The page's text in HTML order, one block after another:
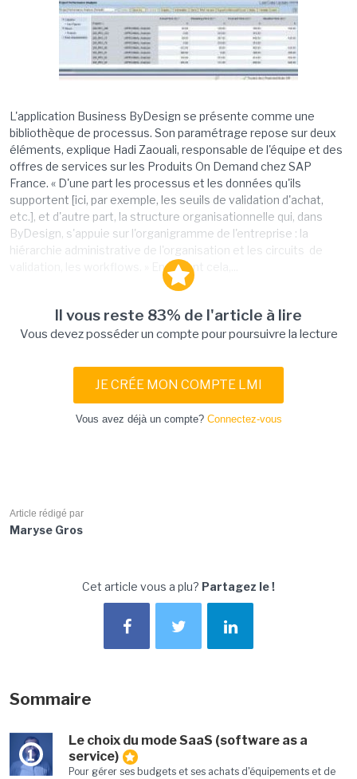
L'application Business ByDesign se présente comme une
bibliothèque de processus. Son paramétrage repose sur deux
éléments, explique Hadi Zaouali, responsable de l'équipe et des
offres de services sur les Produits On Demand chez SAP
France. « D'une part les processus et les données qu'ils
supportent [ici, par exemple, les seuils de validation d'achat,
etc.], et d'autre part, la structure organisationnelle qui, dans
ByDesign, s'appuie sur l'organigramme de l'entreprise : la
hiérarchie administrative de l'organisation et les circuits de
validation, les workflows. » En faisant cela,...
Il vous reste 83% de l'article à lire
Vous devez posséder un compte pour poursuivre la lecture
JE CRÉE MON COMPTE LMI
Vous avez déjà un compte? Connectez-vous
Article rédigé par
Maryse Gros
Cet article vous a plu? Partagez le !
Sommaire
1
Le choix du mode SaaS (software as a
service)
Pour gérer ses budgets et ses achats d'équipements et de